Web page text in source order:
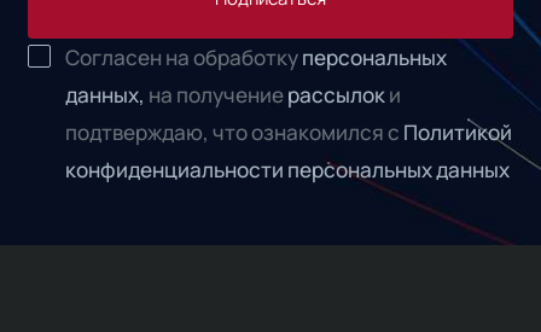
Согласен на обработкуперсональных
данных, на получениерассылоки
подтверждаю, что ознакомился с Политикой
конфиденциальности персональных данных